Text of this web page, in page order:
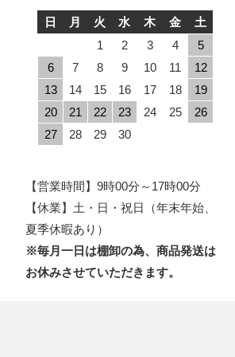
日 月 火 水 木 金
土
1
2 3 4
5
6
7 8 9 10 11
12
13
14 15 16 17 18
19
20
21 22 23 24 25
26
27
28 29 30
【営業時間】9時00分～17時00分
【休業】土・日・祝日（年末年始、
夏季休暇あり）
※毎月一日は棚卸の為、商品発送は
お休みさせていただきます。